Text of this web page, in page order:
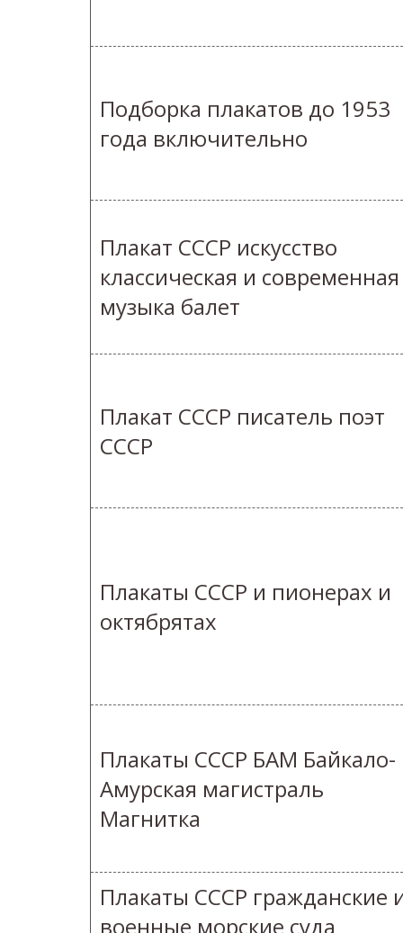
Подборка плакатов до 1953
года включительно
Плакат СССР искусство
классическая и современная
музыка балет
Плакат СССР писатель поэт
СССР
Плакаты СССР и пионерах и
октябрятах
Плакаты СССР БАМ Байкало-
Амурская магистраль
Магнитка
Плакаты СССР гражданские
военные морские суда